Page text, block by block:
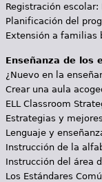
Registración
Planificación del
Extensión a familias
Enseñanza de los
¿Nuevo en la
Crear una aula
ELL Classroom
Estrategias y
Lenguaje y
Instrucción de la
Instrucción del área
Los Estándares